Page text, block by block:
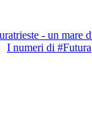
- un mare
I numeri di #Futura